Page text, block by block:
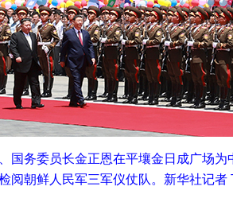
国务委员长金正恩在平壤金日成广场
阅朝鲜人民军三军仪仗队。新华社记者